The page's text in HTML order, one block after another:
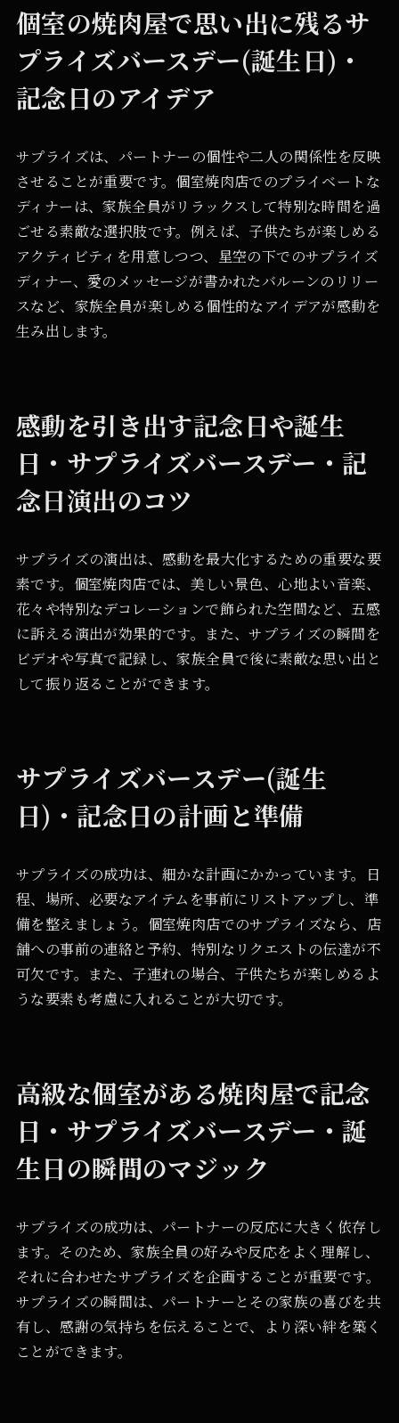
個室の焼肉屋で思い出に残るサ
プライズバースデー(誕生日)・
記念日のアイデア
サプライズは、パートナーの個性や二人の関係性を反映
させることが重要です。個室焼肉店でのプライベートな
ディナーは、家族全員がリラックスして特別な時間を過
ごせる素敵な選択肢です。例えば、子供たちが楽しめる
アクティビティを用意しつつ、星空の下でのサプライズ
ディナー、愛のメッセージが書かれたバルーンのリリー
スなど、家族全員が楽しめる個性的なアイデアが感動を
生み出します。
感動を引き出す記念日や誕生
日・サプライズバースデー・記
念日演出のコツ
サプライズの演出は、感動を最大化するための重要な要
素です。個室焼肉店では、美しい景色、心地よい音楽、
花々や特別なデコレーションで飾られた空間など、五感
に訴える演出が効果的です。また、サプライズの瞬間を
ビデオや写真で記録し、家族全員で後に素敵な思い出と
して振り返ることができます。
サプライズバースデー(誕生
日)・記念日の計画と準備
サプライズの成功は、細かな計画にかかっています。日
程、場所、必要なアイテムを事前にリストアップし、準
備を整えましょう。個室焼肉店でのサプライズなら、店
舗への事前の連絡と予約、特別なリクエストの伝達が不
可欠です。また、子連れの場合、子供たちが楽しめるよ
うな要素も考慮に入れることが大切です。
高級な個室がある焼肉屋で記念
日・サプライズバースデー・誕
生日の瞬間のマジック
サプライズの成功は、パートナーの反応に大きく依存し
ます。そのため、家族全員の好みや反応をよく理解し、
それに合わせたサプライズを企画することが重要です。
サプライズの瞬間は、パートナーとその家族の喜びを共
有し、感謝の気持ちを伝えることで、より深い絆を築く
ことができます。